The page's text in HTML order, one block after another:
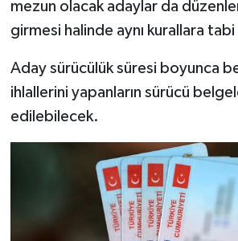
mezun olacak adaylar da
girmesi halinde aynı kurallara
Aday sürücülük süresi boyunca
ihlallerini yapanların sürücü
edilebilecek.